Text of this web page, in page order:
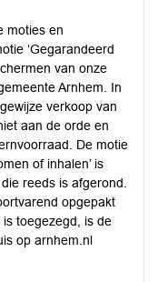
moties en
‘Gegarandeerd
van onze
Arnhem. In
verkoop van
aan de orde en
De motie
of inhalen’ is
reeds is afgerond.
opgepakt
toegezegd, is de
op arnhem.nl